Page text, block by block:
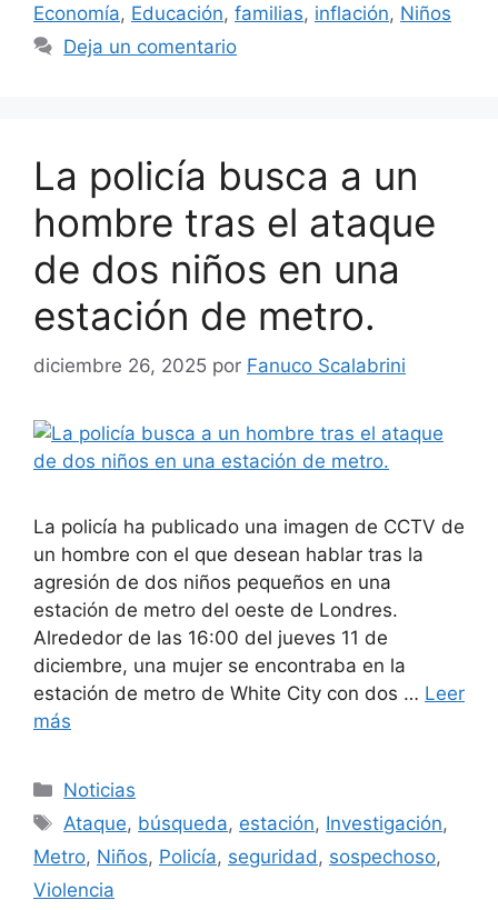
Economía, Educación, familias, inflación, Niños
Deja un comentario
La policía busca a un
hombre tras el ataque
de dos niños en una
estación de metro.
diciembre 26, 2025 por Fanuco Scalabrini
La policía ha publicado una imagen de CCTV de
un hombre con el que desean hablar tras la
agresión de dos niños pequeños en una
estación de metro del oeste de Londres.
Alrededor de las 16:00 del jueves 11 de
diciembre, una mujer se encontraba en la
estación de metro de White City con dos … Leer
más
Categorías
Noticias
Etiquetas
Ataque, búsqueda, estación, Investigación,
Metro, Niños, Policía, seguridad , sospechoso,
Violencia